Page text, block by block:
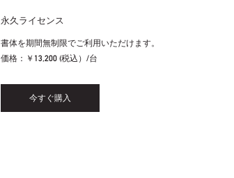
永久ライセンス
書体を期間無制限でご利用いただけます。
価格：
￥13,200 (税込）/台
今すぐ購入